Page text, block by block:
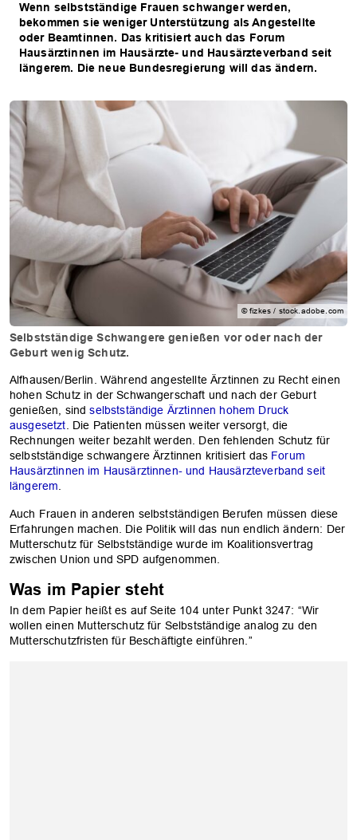
Wenn selbstständige Frauen schwanger werden,
bekommen sie weniger Unterstützung als Angestellte
oder Beamtinnen. Das kritisiert auch das Forum
Hausärztinnen im Hausärzte- und Hausärzteverband seit
längerem. Die neue Bundesregierung will das ändern.
© fizkes / stock.adobe.com
Selbstständige Schwangere genießen vor oder nach der
Geburt wenig Schutz.
Alfhausen/Berlin. Während angestellte Ärztinnen zu Recht einen
hohen Schutz in der Schwangerschaft und nach der Geburt
genießen, sindselbstständige Ärztinnen hohem Druck
ausgesetzt. Die Patienten müssen weiter versorgt, die
Rechnungen weiter bezahlt werden. Den fehlenden Schutz für
selbstständige schwangere Ärztinnen kritisiert das Forum
Hausärztinnen im Hausärztinnen- und Hausärzteverband seit
längerem.
Auch Frauen in anderen selbstständigen Berufen müssen diese
Erfahrungen machen. Die Politik will das nun endlich ändern: Der
Mutterschutz für Selbstständige wurde im Koalitionsvertrag
zwischen Union und SPD aufgenommen.
Was im Papier steht
In dem Papier heißt es auf Seite 104 unter Punkt 3247: “Wir
wollen einen Mutterschutz für Selbstständige analog zu den
Mutterschutzfristen für Beschäftigte einführen.”